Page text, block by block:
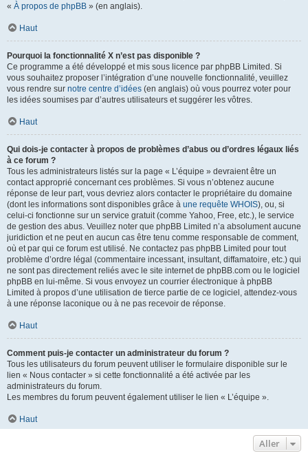
« À propos de phpBB » (en anglais).
Haut
Pourquoi la fonctionnalité X n’est pas disponible ?
Ce programme a été développé et mis sous licence par phpBB Limited. Si
vous souhaitez proposer l’intégration d’une nouvelle fonctionnalité, veuillez
vous rendre sur notre centre d’idées (en anglais) où vous pourrez voter pour
les idées soumises par d’autres utilisateurs et suggérer les vôtres.
Haut
Qui dois-je contacter à propos de problèmes d’abus ou d’ordres légaux liés
à ce forum ?
Tous les administrateurs listés sur la page « L’équipe » devraient être un
contact approprié concernant ces problèmes. Si vous n’obtenez aucune
réponse de leur part, vous devriez alors contacter le propriétaire du domaine
(dont les informations sont disponibles grâce à une requête WHOIS), ou, si
celui-ci fonctionne sur un service gratuit (comme Yahoo, Free, etc.), le service
de gestion des abus. Veuillez noter que phpBB Limited n’a absolument aucune
juridiction et ne peut en aucun cas être tenu comme responsable de comment,
où et par qui ce forum est utilisé. Ne contactez pas phpBB Limited pour tout
problème d’ordre légal (commentaire incessant, insultant, diffamatoire, etc.) qui
ne sont pas directement reliés avec le site internet de phpBB.com ou le logiciel
phpBB en lui-même. Si vous envoyez un courrier électronique à phpBB
Limited à propos d’une utilisation de tierce partie de ce logiciel, attendez-vous
à une réponse laconique ou à ne pas recevoir de réponse.
Haut
Comment puis-je contacter un administrateur du forum ?
Tous les utilisateurs du forum peuvent utiliser le formulaire disponible sur le
lien « Nous contacter » si cette fonctionnalité a été activée par les
administrateurs du forum.
Les membres du forum peuvent également utiliser le lien « L’équipe ».
Haut
Aller